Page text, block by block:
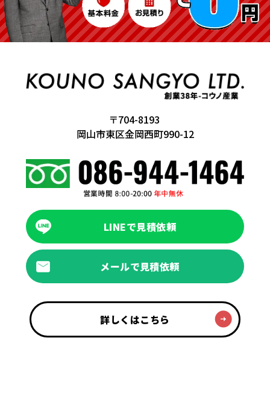
〒704-8193
岡山市東区金岡西町990-12
LINEで見積依頼
メールで見積依頼
詳しくはこちら